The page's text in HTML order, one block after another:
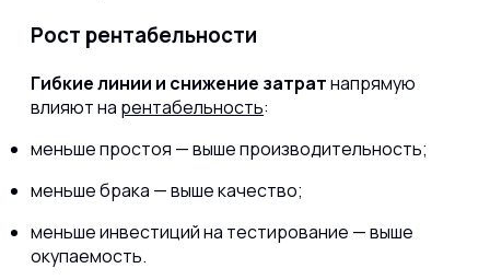
Рост рентабельности
Гибкие линии и снижение затратнапрямую
влияют на рентабельность:
меньше простоя — выше производительность;
меньше брака — выше качество;
меньше инвестиций на тестирование — выше
окупаемость.